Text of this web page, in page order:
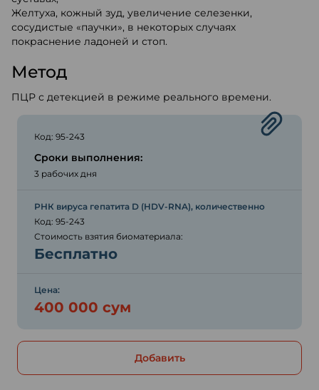
Желтуха, кожный зуд, увеличение селезенки,
сосудистые «паучки», в некоторых случаях
покраснение ладоней и стоп.
Метод
ПЦР с детекцией в режиме реального времени.
Код: 95-243
Сроки выполнения:
3 рабочих дня
РНК вируса гепатита D (HDV-RNA), количественно
Код: 95-243
Стоимость взятия биоматериала:
Бесплатно
Цена:
400 000 сум
Добавить